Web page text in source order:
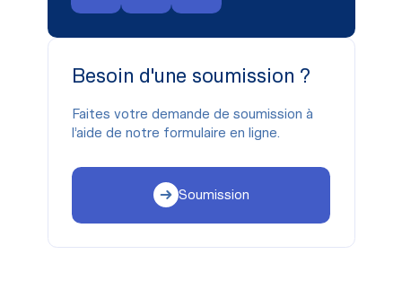
Besoin d'une soumission ?
Faites votre demande de soumission à
l’aide de notre formulaire en ligne.
Soumission